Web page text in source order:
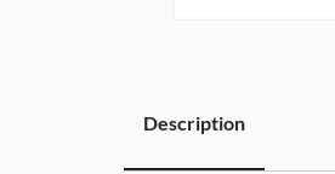
Description